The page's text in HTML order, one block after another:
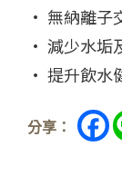
• 無納離子
• 減少水垢
• 提升飲水
分享：